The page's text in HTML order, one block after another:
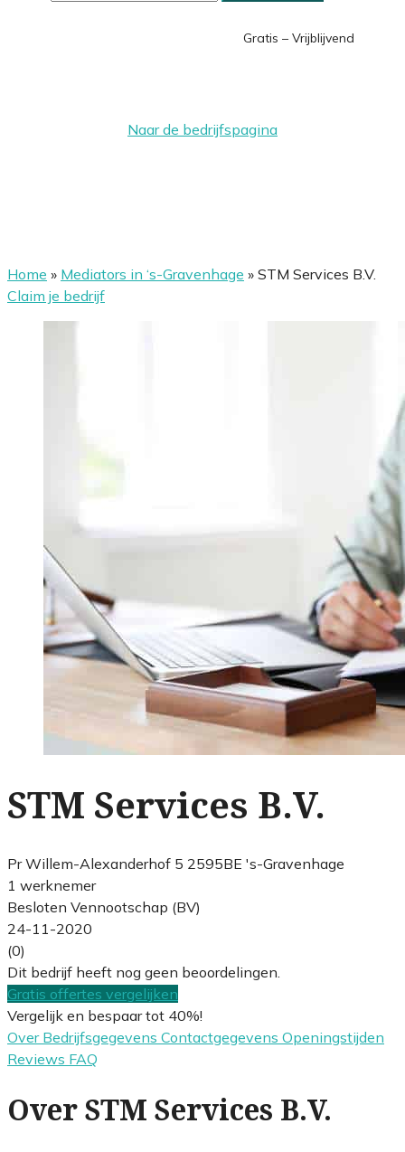
Gratis – Vrijblijvend
Naar de bedrijfspagina
Home » Mediators in ‘s-Gravenhage » STM Services B.V.
Claim je bedrijf
STM Services B.V.
Pr Willem-Alexanderhof 5 2595BE 's-Gravenhage
1 werknemer
Besloten Vennootschap (BV)
24-11-2020
(0)
Dit bedrijf heeft nog geen beoordelingen.
Gratis offertes vergelijken
Vergelijk en bespaar tot 40%!
Over Bedrijfsgegevens Contactgegevens Openingstijden
Reviews FAQ
Over STM Services B.V.